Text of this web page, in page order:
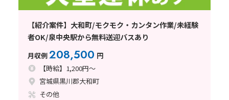
【紹介案件】大和町/モクモク・カンタン作業/未経験
者OK/泉中央駅から無料送迎バスあり
月収例208,500 円
【時給】1,200円～
宮城県黒川郡大和町
その他